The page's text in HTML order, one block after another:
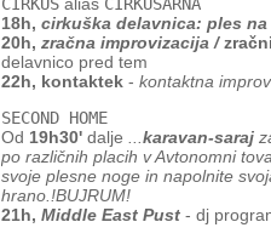
18h, cirkuška delavnica: ples
20h, zračna improvizacija /
delavnico pred tem
22h, kontaktek - kontaktna
SECOND HOME
Od 19h30' dalje karavan-saraj
po različnih placih v Avtonomni
svoje plesne noge in napolnite
hrano.!BUJRUM!
21h, Middle East Pust - dj